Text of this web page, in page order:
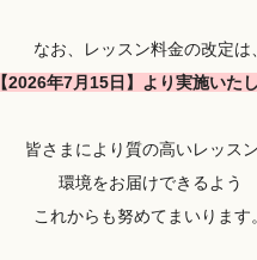
なお、レッスン料金の改定は、
【2026年7月15日】より実施いたし
皆さまにより質の高いレッス
環境をお届けできるよう
これからも努めてまいります。